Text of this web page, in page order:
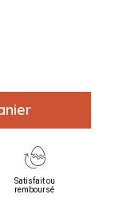
Satisfait ou
remboursé